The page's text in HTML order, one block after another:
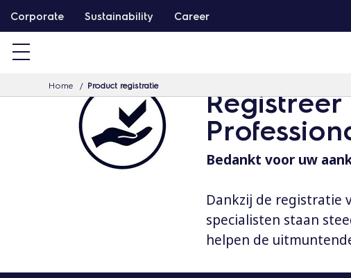
a
n
Corporate Sustainability Career
Home Product registratie
Bedankt voor uw
Dankzij de registratie
specialisten staan
helpen de